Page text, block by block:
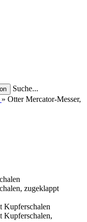
Suche...
» Otter Mercator-Messer,